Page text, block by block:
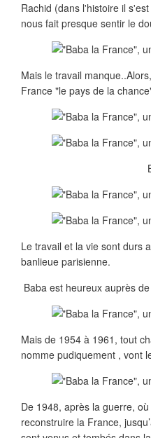
Rachid (dans l'histoire il
nous fait presque sentir le
Mais le travail
France "le pays de la
Le travail et la vie sont durs
banlieue parisienne.
Baba est heureux auprès
Mais de 1954 à 1961, tout
nomme pudiquement , vont
De 1948, après la guerre,
reconstruire la France,